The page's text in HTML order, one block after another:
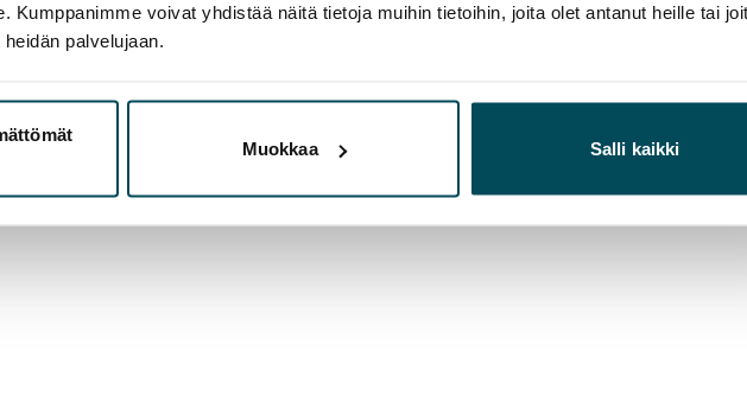
Kumppanimme voivat yhdistää näitä tietoja muihin tietoihin, joita olet antanut heille tai
palvelujaan.
Muokkaa Salli kaikki